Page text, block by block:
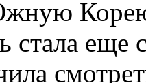
стала еще